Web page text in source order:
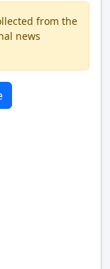
from the
news